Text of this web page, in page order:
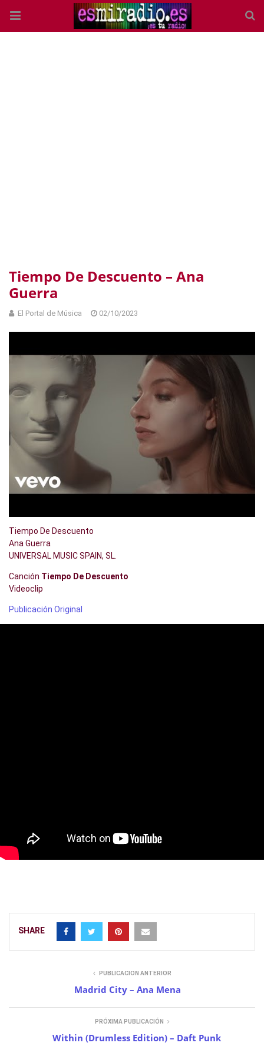
Tiempo De Descuento – Ana
Guerra
El Portal de Música 02/10/2023
Tiempo De Descuento
Ana Guerra
UNIVERSAL MUSIC SPAIN, SL.
Canción Tiempo De Descuento
Videoclip
Publicación Original
SHARE
PUBLICACIÓN ANTERIOR
Madrid City – Ana Mena
PRÓXIMA PUBLICACIÓN
Within (Drumless Edition) – Daft Punk